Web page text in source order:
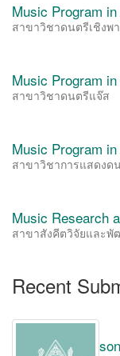
Music Program
สาขาวิชาดนตรีเชิงพ
Music Program
สาขาวิชาดนตรีแจ๊ส
Music Program
สาขาวิชาการแสดงด
Music Research
สาขาสังคีตวิจัยและพั
Recent